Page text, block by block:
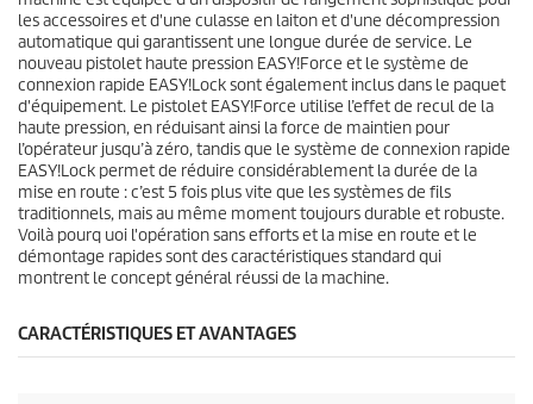
les accessoires et d'une culasse en laiton et d'une décompression
automatique qui garantissent une longue durée de service. Le
nouveau pistolet haute pression EASY!Force et le système de
connexion rapide EASY!Locksont également inclus dans le paquet
d'équipement. Le pistolet EASY!Force utilise l’effet de recul de la
haute pression, en réduisant ainsi la force de maintien pour
l’opérateur jusqu’à zéro, tandis que le système de connexion rapide
EASY!Lock permet de réduire considérablement la durée de la
mise en route : c’est 5 fois plus vite que les systèmes de fils
traditionnels, mais au même moment toujours durable et robuste.
Voilà pourq uoi l'opération sans efforts et la mise en route et le
démontage rapides sont des caractéristiques standard qui
montrent le concept général réussi de la machine.
CARACTÉRISTIQUES ET AVANTAGES